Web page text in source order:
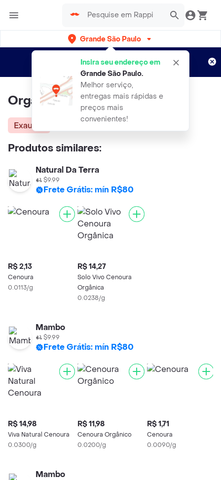
Grande São Paulo
Insira seu endereço em
Grande São Paulo.
Melhor serviço,
entregas mais rápidas e
preços mais
convenientes!
Entregas grátis por 15 dias!
Aplicam T&C
Organicos do Sul Cenoura
Exausta
Produtos similares:
Natural Da Terra
$9.99
Frete Grátis: mín R$80
R$ 2,13
Cenoura
0.0113/g
R$ 14,27
Solo Vivo Cenoura
Orgânica
0.0238/g
Mambo
$9.99
Frete Grátis: mín R$80
R$ 14,98
Viva Natural Cenoura
0.0300/g
R$ 11,98
Cenoura Orgânico
0.0200/g
R$ 1,71
Cenoura
0.0090/g
Mambo